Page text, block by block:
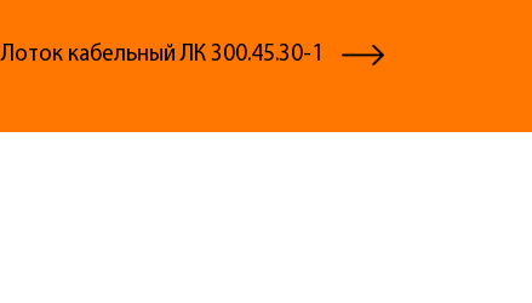
Лоток кабельный ЛК 300.45.30-1